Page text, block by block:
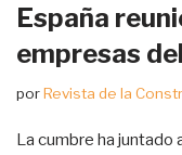
España
empresas
porRevista de la
La cumbre ha juntado